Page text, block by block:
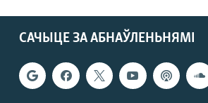
САЧЫЦЕ ЗА АБНАЎЛЕНЬНЯМІ